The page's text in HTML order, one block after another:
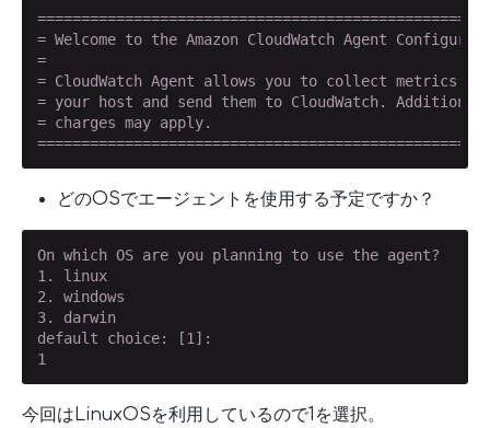
= Welcome to the Amazon CloudWatch Agent
=
= CloudWatch Agent allows you to collect metrics
= your host and send them to CloudWatch. Additional
= charges may apply.
どのOSでエージェントを使用する予定ですか？
On which OS are you planning to use the agent?
1. linux
2. windows
3. darwin
default choice: [1]:
1
今回はLinuxOSを利用しているので1を選択。